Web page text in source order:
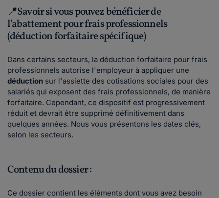
📍Savoir si vous pouvez bénéficier de
l'abattement pour frais professionnels
(déduction forfaitaire spécifique)
Dans certains secteurs, la déduction forfaitaire pour frais
professionnels autorise l'employeur à appliquer une
déduction sur l'assiette des cotisations sociales pour des
salariés qui exposent des frais professionnels, de manière
forfaitaire. Cependant, ce dispositif est progressivement
réduit et devrait être supprimé définitivement dans
quelques années. Nous vous présentons les dates clés,
selon les secteurs.
Contenu du dossier :
Ce dossier contient les éléments dont vous avez besoin